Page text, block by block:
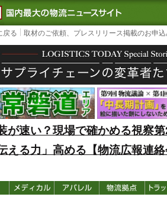
LOGISTICS TODAY｜国内最大の物流
戻る 取材のご依頼、プレスリリース掲載のお申
が速い？現場で確かめる視察
える力」高める【物流広報連